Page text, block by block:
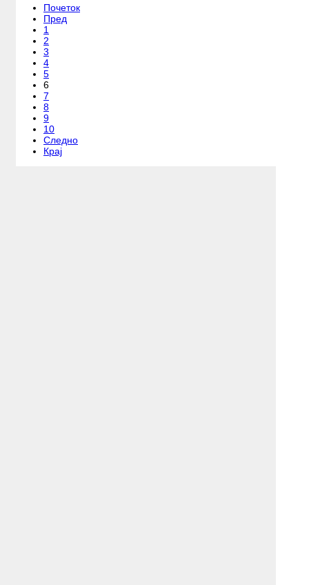
Почеток
Пред
1
2
3
4
5
6
7
8
9
10
Следно
Крај